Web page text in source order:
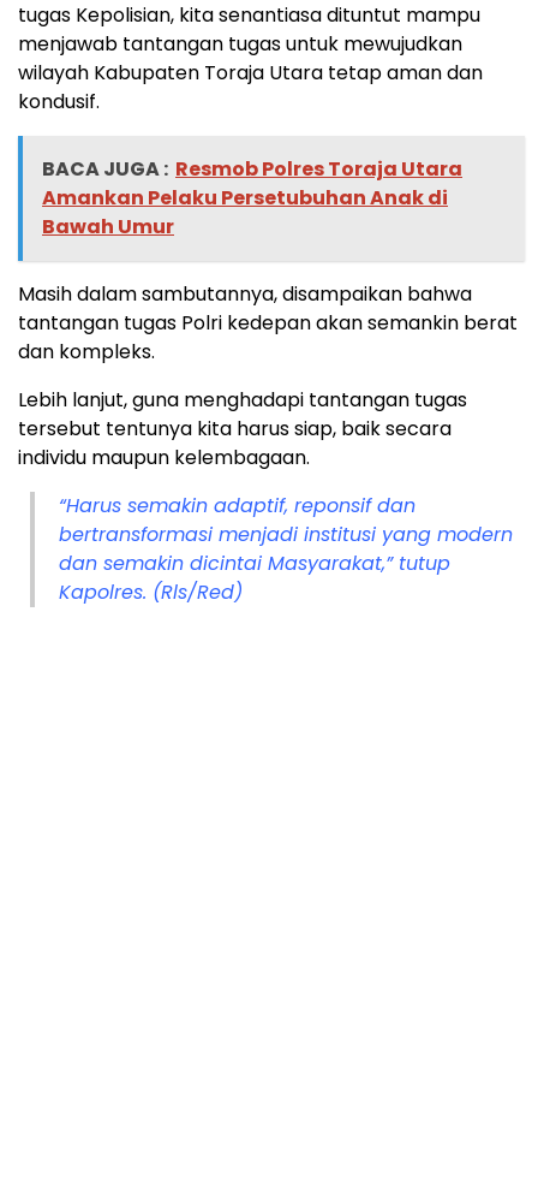
tugas Kepolisian, kita senantiasa dituntut mampu
menjawab tantangan tugas untuk mewujudkan
wilayah Kabupaten Toraja Utara tetap aman dan
kondusif.
BACA JUGA : Resmob Polres Toraja Utara
Amankan Pelaku Persetubuhan Anak di
Bawah Umur
Masih dalam sambutannya, disampaikan bahwa
tantangan tugas Polri kedepan akan semankin berat
dan kompleks.
Lebih lanjut, guna menghadapi tantangan tugas
tersebut tentunya kita harus siap, baik secara
individu maupun kelembagaan.
“Harus semakin adaptif, reponsif dan
bertransformasi menjadi institusi yang modern
dan semakin dicintai Masyarakat,” tutup
Kapolres. (Rls/Red)